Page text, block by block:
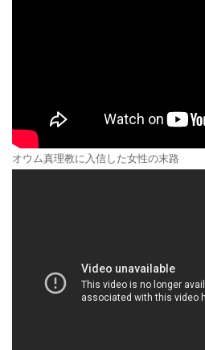
オウム真理教に入信した女性の末路